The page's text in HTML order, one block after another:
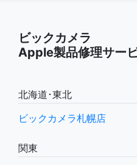
ビックカメラ
Apple製品修理サー
北海道･東北
ビックカメラ札幌店
関東